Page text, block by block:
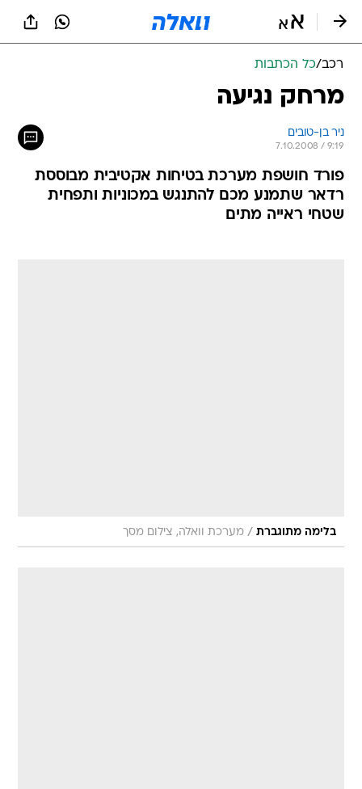
רכב/כל הכתבות
מרחק נגיעה
ניר בן-טובים
7.10.2008 / 9:19
פורד חושפת מערכת בטיחות אקטיבית מבוססת
רדאר שתמנע מכם להתנגש במכוניות ותפחית
שטחי ראייה מתים
בלימה מתוגברת / מערכת וואלה, צילום מסך